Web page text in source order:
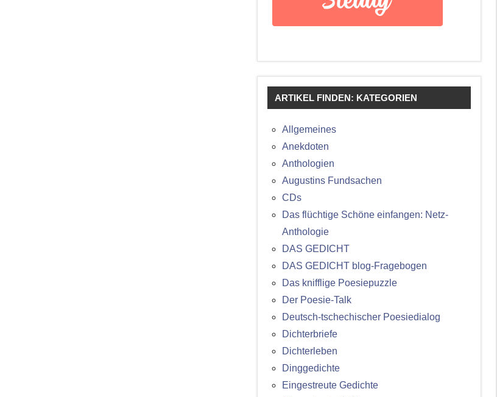
ARTIKEL FINDEN: KATEGORIEN
Allgemeines
Anekdoten
Anthologien
Augustins Fundsachen
CDs
Das flüchtige Schöne einfangen: Netz-
Anthologie
DAS GEDICHT
DAS GEDICHT blog-Fragebogen
Das knifflige Poesiepuzzle
Der Poesie-Talk
Deutsch-tschechischer Poesiedialog
Dichterbriefe
Dichterleben
Dinggedichte
Eingestreute Gedichte